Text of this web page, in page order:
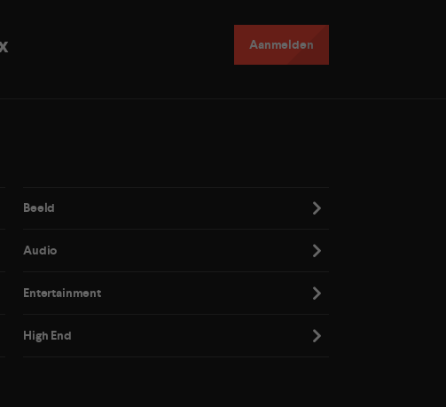
Aanmelden
Beeld
Audio
Entertainment
High End